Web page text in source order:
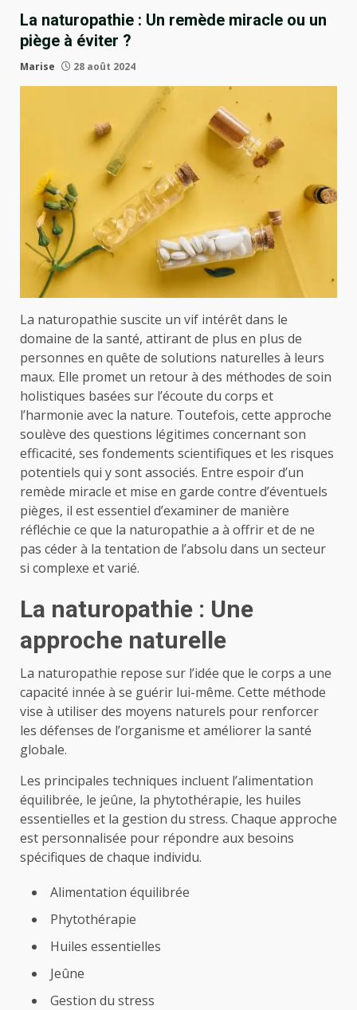
La naturopathie : Un remède miracle ou un
piège à éviter ?
Marise 28 août 2024
La naturopathie suscite un vif intérêt dans le
domaine de la santé, attirant de plus en plus de
personnes en quête de solutions naturelles à leurs
maux. Elle promet un retour à des méthodes de soin
holistiques basées sur l’écoute du corps et
l’harmonie avec la nature. Toutefois, cette approche
soulève des questions légitimes concernant son
efficacité, ses fondements scientifiques et les risques
potentiels qui y sont associés. Entre espoir d’un
remède miracle et mise en garde contre d’éventuels
pièges, il est essentiel d’examiner de manière
réfléchie ce que la naturopathie a à offrir et de ne
pas céder à la tentation de l’absolu dans un secteur
si complexe et varié.
La naturopathie : Une
approche naturelle
La naturopathie repose sur l’idée que le corps a une
capacité innée à se guérir lui-même. Cette méthode
vise à utiliser des moyens naturels pour renforcer
les défenses de l’organisme et améliorer la santé
globale.
Les principales techniques incluent l’alimentation
équilibrée, le jeûne, la phytothérapie, les huiles
essentielles et la gestion du stress. Chaque approche
est personnalisée pour répondre aux besoins
spécifiques de chaque individu.
Alimentation équilibrée
Phytothérapie
Huiles essentielles
Jeûne
Gestion du stress